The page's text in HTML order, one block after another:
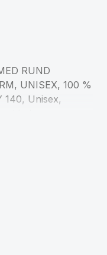
RUND
UNISEX, 100 %
140, Unisex,
(1) Gråmelerad :
om